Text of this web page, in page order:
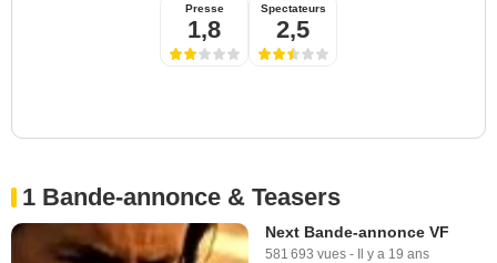
Presse
1,8
Spectateurs
2,5
1 Bande-annonce & Teasers
Next Bande-annonce VF
581 693 vues - Il y a 19 ans